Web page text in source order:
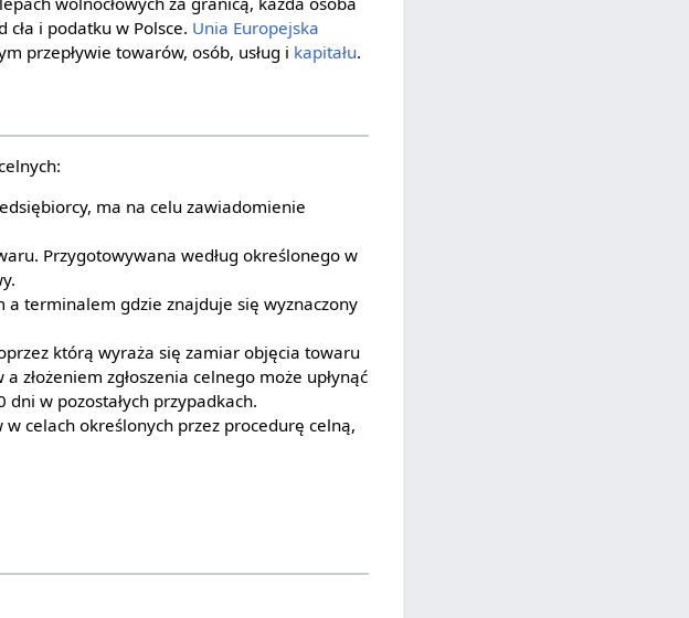
i podatku w Polsce. Unia Europejska
przepływie towarów, osób, usług i kapitału.
ma na celu zawiadomienie
Przygotowywana według określonego w
terminalem gdzie znajduje się wyznaczony
którą wyraża się zamiar objęcia towaru
zgłoszenia celnego może upłynąć
dni w pozostałych przypadkach.
celach określonych przez procedurę celną,